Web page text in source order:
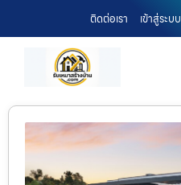
ติดต่อเรา เข้าสู่ระบบ